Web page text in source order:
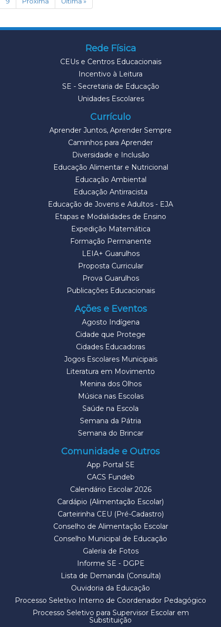
Rede Física
CEUs e Centros Educacionais
Incentivo à Leitura
SE - Secretaria de Educação
Unidades Escolares
Currículo
Aprender Juntos, Aprender Sempre
Caminhos para Aprender
Diversidade e Inclusão
Educação Alimentar e Nutricional
Educação Ambiental
Educação Antirracista
Educação de Jovens e Adultos - EJA
Etapas e Modalidades de Ensino
Expedição Matemática
Formação Permanente
LEIA+ Guarulhos
Proposta Curricular
Prova Guarulhos
Publicações Educacionais
Ações e Eventos
Agosto Indígena
Cidade que Protege
Cidades Educadoras
Jogos Escolares Municipais
Literatura em Movimento
Menina dos Olhos
Música nas Escolas
Saúde na Escola
Semana da Pátria
Semana do Brincar
Comunidade e Outros
App Portal SE
CACS Fundeb
Calendário Escolar 2026
Cardápio (Alimentação Escolar)
Carteirinha CEU (Pré-Cadastro)
Conselho de Alimentação Escolar
Conselho Municipal de Educação
Galeria de Fotos
Informe SE - DGPE
Lista de Demanda (Consulta)
Ouvidoria da Educação
Processo Seletivo Interno de Coordenador Pedagógico
Processo Seletivo para Supervisor Escolar em
Substituição